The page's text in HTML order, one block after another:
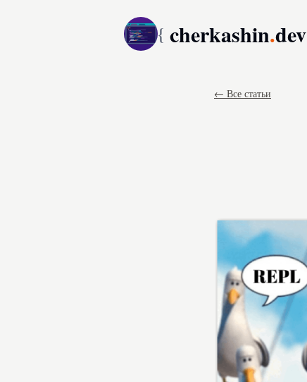
{ cherkashin.dev
← Все статьи